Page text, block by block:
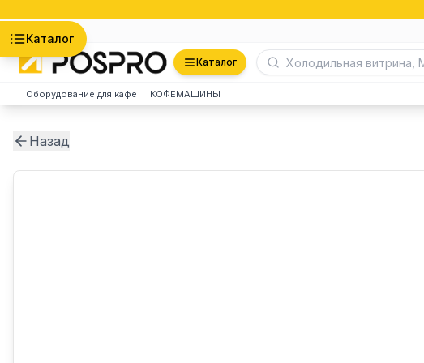
Каталог
Каталог
Оборудование для кафе КОФЕМАШИНЫ
Назад